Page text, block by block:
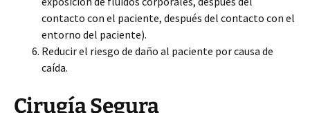
contacto con el paciente, después del contacto con el
entorno del paciente).
Reducir el riesgo de daño al paciente por causa de
caída.
Cirugía Segura